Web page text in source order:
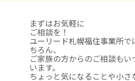
まずはお気軽に
ご相談を！
ユーリード札幌福住事業所で
ちろん、
ご家族の方からのご相談もい
います。
ちょっと気になることや小さ